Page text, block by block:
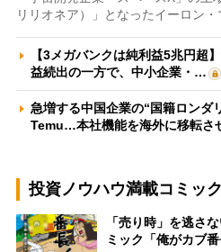
リリオネア）」となったイーロン
【3メガバンクは純利益5兆円超
益続出の一方で、中小企業・…
急増する中国企業の“国籍ロン
Temu…本社機能を海外に移転さ
投資ノウハウ満載コミッ
「売り時」を逃さ
ミック「俺がカブ